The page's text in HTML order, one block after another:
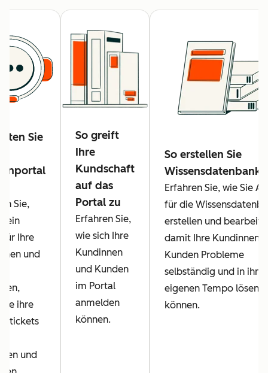
Sie
Sie,
ein
für Ihre
und
ihre
und
So greift
Ihre
Kundschaft
auf das
Portal zu
Erfahren Sie,
wie sich Ihre
Kundinnen
und Kunden
im Portal
anmelden
können.
So erstellen Sie
Erfahren Sie, wie Sie
für die
erstellen und
damit Ihre Kundinnen
Kunden Probleme
selbständig und in
eigenen Tempo lösen
können.